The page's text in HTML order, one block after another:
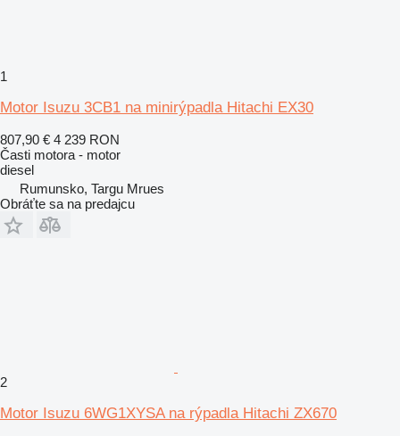
1
Motor Isuzu 3CB1 na minirýpadla Hitachi EX30
807,90 € 4 239 RON
Časti motora - motor
diesel
Rumunsko, Targu Mrues
Obráťte sa na predajcu
2
Motor Isuzu 6WG1XYSA na rýpadla Hitachi ZX670